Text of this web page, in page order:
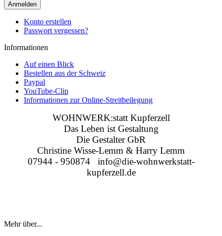
Anmelden
Konto erstellen
Passwort vergessen?
Informationen
Auf einen Blick
Bestellen aus der Schweiz
Paypal
YouTube-Clip
Informationen zur Online-Streitbeilegung
WOHNWERK:statt Kupferzell
Das Leben ist Gestaltung
Die Gestalter GbR
Christine Wisse-Lemm & Harry Lemm
07944 - 950874 info@die-wohnwerkstatt-
kupferzell.de
Mehr über...